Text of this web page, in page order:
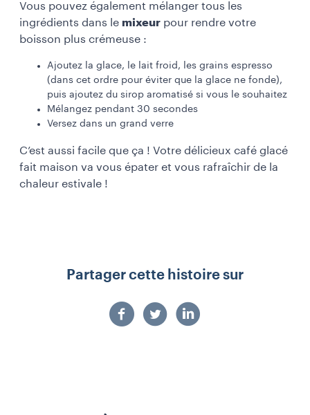
Vous pouvez également mélanger tous les
ingrédients dans le mixeur pour rendre votre
boisson plus crémeuse :
Ajoutez la glace, le lait froid, les grains espresso
(dans cet ordre pour éviter que la glace ne fonde),
puis ajoutez du sirop aromatisé si vous le souhaitez
Mélangez pendant 30 secondes
Versez dans un grand verre
C’est aussi facile que ça ! Votre délicieux café glacé
fait maison va vous épater et vous rafraîchir de la
chaleur estivale !
Partager cette histoire sur